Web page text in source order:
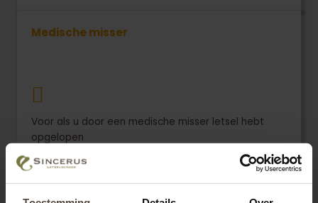
Medische misser
Voor als u door een medische misser letsel hebt
opgelopen